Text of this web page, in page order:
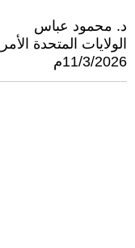
د. محمود عباس
الولايات المتحدة
11/3/2026م